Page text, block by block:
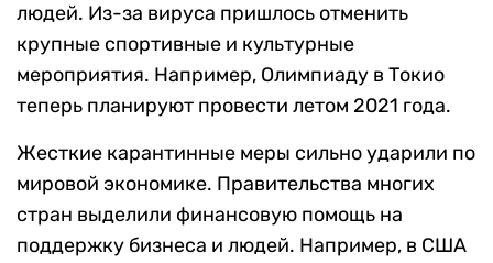
людей. Из-за вируса пришлось отменить
крупные спортивные и культурные
мероприятия. Например, Олимпиаду в Токио
теперь планируют провести летом 2021 года.
Жесткие карантинные меры сильно ударили по
мировой экономике. Правительства многих
стран выделили финансовую помощь на
поддержку бизнеса и людей. Например, в США